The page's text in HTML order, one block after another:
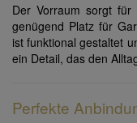
Der Vorraum sorgt
genügend Platz für
ist funktional gestaltet
ein Detail, das den
Perfekte